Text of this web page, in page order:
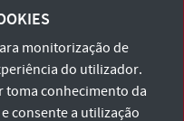
Privacy Policy
monitorização de
do utilizador.
conhecimento da
e consente a utilização